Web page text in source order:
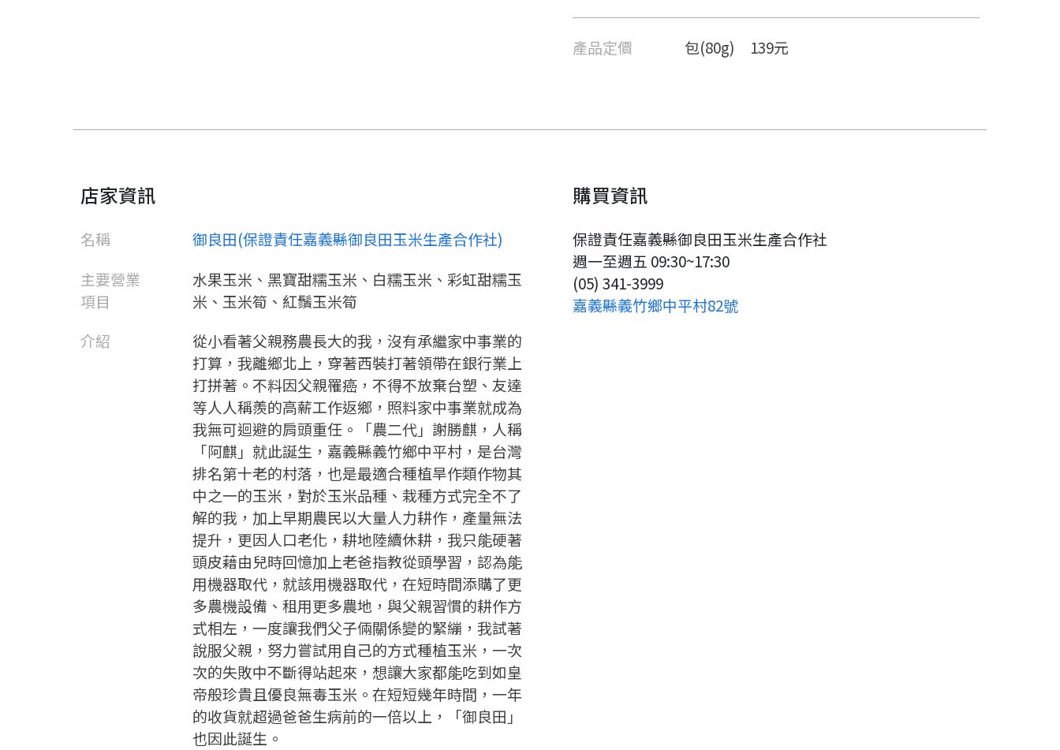
產品定價 包(80g) 139元
店家資訊
名稱
御良田(保證責任嘉義縣御良田玉米生產合作社)
主要營業
項目
水果玉米、黑寶甜糯玉米、白糯玉米、彩虹甜糯玉
米、玉米筍、紅鬚玉米筍
介紹
從小看著父親務農長大的我，沒有承繼家中事業的
打算，我離鄉北上，穿著西裝打著領帶在銀行業上
打拼著。不料因父親罹癌，不得不放棄台塑、友達
等人人稱羨的高薪工作返鄉，照料家中事業就成為
我無可迴避的肩頭重任。「農二代」謝勝麒，人稱
「阿麒」就此誕生，嘉義縣義竹鄉中平村，是台灣
排名第十老的村落，也是最適合種植旱作類作物其
中之一的玉米，對於玉米品種、栽種方式完全不了
解的我，加上早期農民以大量人力耕作，產量無法
提升，更因人口老化，耕地陸續休耕，我只能硬著
頭皮藉由兒時回憶加上老爸指教從頭學習，認為能
用機器取代，就該用機器取代，在短時間添購了更
多農機設備、租用更多農地，與父親習慣的耕作方
式相左，一度讓我們父子倆關係變的緊繃，我試著
說服父親，努力嘗試用自己的方式種植玉米，一次
次的失敗中不斷得站起來，想讓大家都能吃到如皇
帝般珍貴且優良無毒玉米。在短短幾年時間，一年
的收貨就超過爸爸生病前的一倍以上，「御良田」
也因此誕生。
購買資訊
保證責任嘉義縣御良田玉米生產合作社
週一至週五 09:30~17:30
(05) 341-3999
嘉義縣義竹鄉中平村82號
要註冊嗎？
嗨~這個 LINE 帳號還沒有註冊
過，
只要驗證手機號碼就能完成註
冊。
您要繼續嗎？
返回
請加入LINE好友
請掃描或點擊 QR code
加入「嘉義優鮮」LINE 好友，
才能繼續註冊喔。
點擊加入 LINE 好友
返回
註冊完成
註冊完成了！
開始填寫申請資料吧~
填寫申請資料
返回首頁
訊息
要申請新產品嗎？
您的申請資料正在等候審查中，
要申請新產品嗎？
查看申請進度
返回首頁
要看申請秘笈嗎？
想知道怎麼做更容易通過審核
嗎？
看看申請教學吧！
如果你已經準備好了，
點擊「直接申請」按鈕開始填寫
申請表。
直接申請
返回首頁